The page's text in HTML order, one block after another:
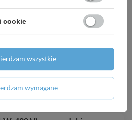
- Separator magnetyczny
230 V) pompa zatapialna
36 L - IPRO FIX 5 lat
cookie
wymagane
wszystkie